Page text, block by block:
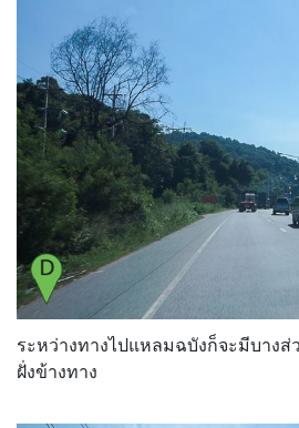
ระหว่างทางไปแหลมฉบังก็จะมีบางส่
ฝั่งข้างทาง